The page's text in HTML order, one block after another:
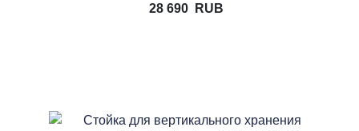
28 690 RUB